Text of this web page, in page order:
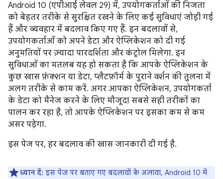
Android 10 (एपीआई लेवल 29) में, उपयोगकर्ताओं की निजता
को बेहतर तरीके से सुरक्षित रखने के लिए कई सुविधाएं जोड़ी गई
हैं और व्यवहार में बदलाव किए गए हैं. इन बदलावों से,
उपयोगकर्ताओं को अपने डेटा और ऐप्लिकेशन को दी गई
अनुमतियों पर ज़्यादा पारदर्शिता और कंट्रोल मिलेगा. इन
सुविधाओं का मतलब यह हो सकता है कि आपके ऐप्लिकेशन के
कुछ खास फ़ंक्शन या डेटा, प्लैटफ़ॉर्म के पुराने वर्शन की तुलना में
अलग तरीके से काम करें. अगर आपका ऐप्लिकेशन, उपयोगकर्ता
के डेटा को मैनेज करने के लिए मौजूदा सबसे सही तरीकों का
पालन कर रहा है, तो आपके ऐप्लिकेशन पर इसका कम से कम
असर पड़ेगा.
इस पेज पर, हर बदलाव की खास जानकारी दी गई है.
ध्यान दें: इस पेज पर बताए गए बदलावों के अलावा, Android 10 में